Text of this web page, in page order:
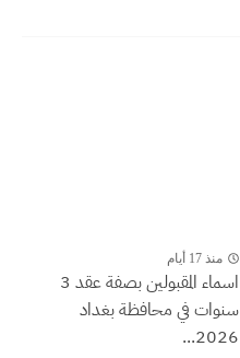
منذ 17 أيام
اسماء المقبولين بصفة عقد 3
سنوات في محافظة بغداد
2026...